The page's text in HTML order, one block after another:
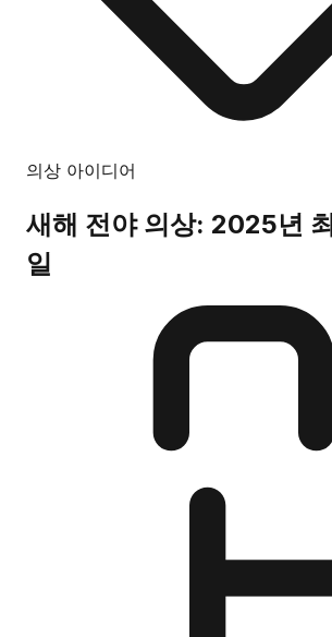
의상 아이디어
새해 전야 의상: 2025년
일